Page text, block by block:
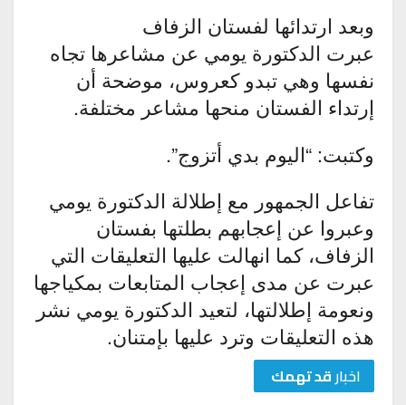
وبعد ارتدائها لفستان الزفاف
عبرت الدكتورة يومي عن مشاعرها تجاه
نفسها وهي تبدو كعروس، موضحة أن
إرتداء الفستان منحها مشاعر مختلفة.
وكتبت: “اليوم بدي أتزوج”.
تفاعل الجمهور مع إطلالة الدكتورة يومي
وعبروا عن إعجابهم بطلتها بفستان
الزفاف، كما انهالت عليها التعليقات التي
عبرت عن مدى إعجاب المتابعات بمكياجها
ونعومة إطلالتها، لتعيد الدكتورة يومي نشر
هذه التعليقات وترد عليها بإمتنان.
اخبارقد تهمك